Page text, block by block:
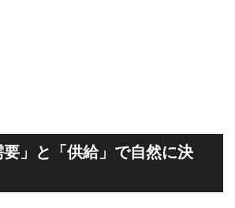
」と「供給」で自然に決